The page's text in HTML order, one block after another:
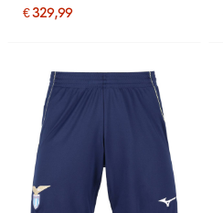
€ 329,99